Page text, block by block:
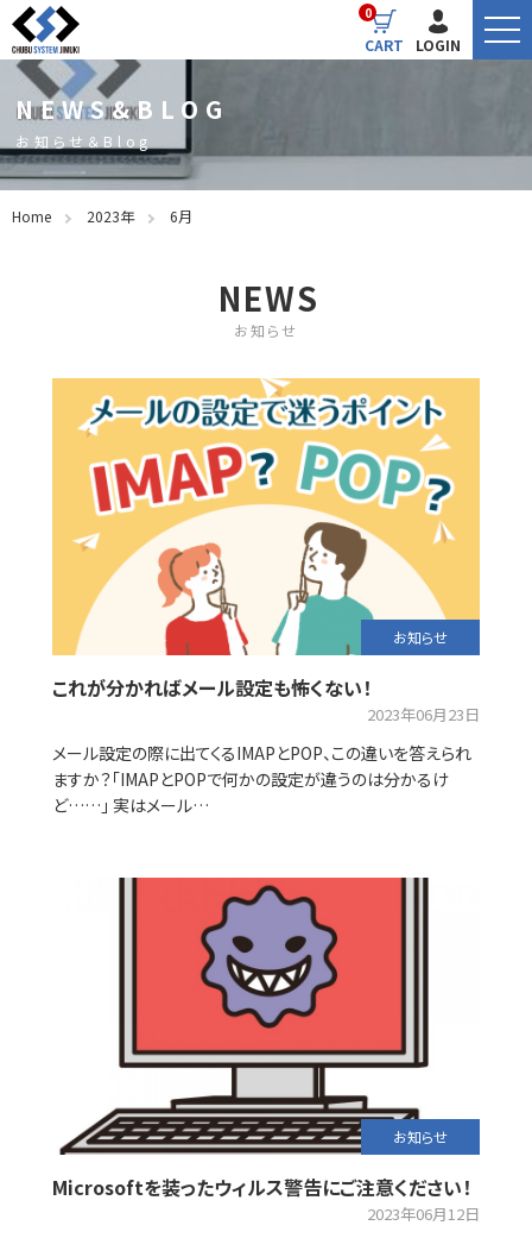
CART
0
LOGIN
NEWS&BLOG
お知らせ＆Blog
Home 2023年 6月
NEWS
お知らせ
お知らせ
これが分かればメール設定も怖くない！
2023年06月23日
メール設定の際に出てくるIMAPとPOP、この違いを答えられ
ますか？「IMAPとPOPで何かの設定が違うのは分かるけ
ど……」 実はメール…
お知らせ
Microsoftを装ったウィルス警告にご注意ください！
2023年06月12日